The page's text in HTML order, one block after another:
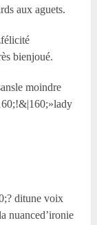
aux aguets.
bienjoué.
moindre
ditune voix
nuanced’ironie